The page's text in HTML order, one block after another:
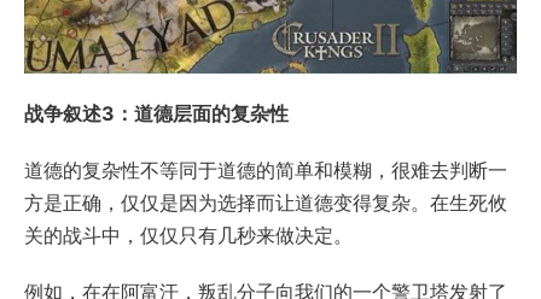
战争叙述3：道德层面的复杂性
道德的复杂性不等同于道德的简单和模糊，很难去判断一
方是正确，仅仅是因为选择而让道德变得复杂。在生死攸
关的战斗中，仅仅只有几秒来做决定。
例如，在在阿富汗，叛乱分子向我们的一个警卫塔发射了